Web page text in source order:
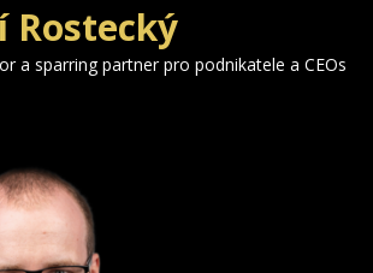
Rostecký
a sparring partner pro podnikatele a CEOs